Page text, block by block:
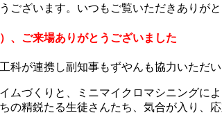
ございます。いつもご覧いただきありがと
、ご来場ありがとうございました
科が連携し副知事もずやんも協力いただ
ムづくりと、ミニマイクロマシニングに
の精鋭たる生徒さんたち、気合が入り、